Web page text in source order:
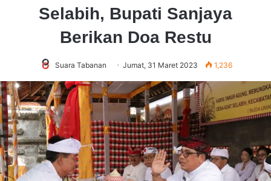
Selabih, Bupati Sanjaya
Berikan Doa Restu
Suara Tabanan Jumat, 31 Maret 2023 1,236